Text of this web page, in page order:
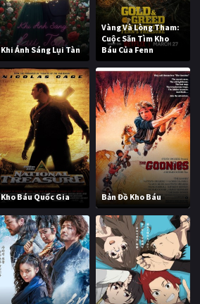
Khi Ánh Sáng Lụi Tàn
Vàng Và Lòng Tham:
Cuộc Săn Tìm Kho
Báu Của Fenn
Kho Báu Quốc Gia Bản Đồ Kho Báu